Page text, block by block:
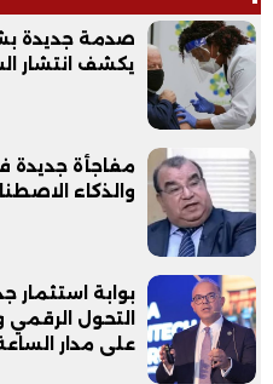
صدمة جديدة
يكشف انتشار
مفاجأة جديدة
والذكاء
بوابة
التحول
على مدار